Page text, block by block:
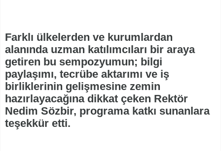
Farklı ülkelerden ve kurumlardan
alanında uzman katılımcıları bir araya
getiren bu sempozyumun; bilgi
paylaşımı, tecrübe aktarımı ve iş
birliklerinin gelişmesine zemin
hazırlayacağına dikkat çeken Rektör
Nedim Sözbir, programa katkı sunanlara
teşekkür etti.